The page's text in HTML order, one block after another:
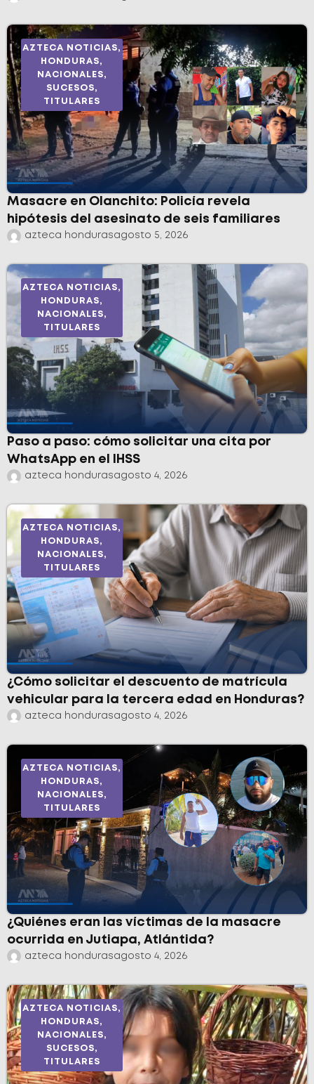
AZTECA NOTICIAS,
HONDURAS,
NACIONALES,
SUCESOS,
TITULARES
Masacre en Olanchito: Policía revela
hipótesis del asesinato de seis familiares
azteca hondurasagosto 5, 2026
AZTECA NOTICIAS,
HONDURAS,
NACIONALES,
TITULARES
Paso a paso: cómo solicitar una cita por
WhatsApp en el IHSS
azteca hondurasagosto 4, 2026
AZTECA NOTICIAS,
HONDURAS,
NACIONALES,
TITULARES
¿Cómo solicitar el descuento de matrícula
vehicular para la tercera edad en Honduras?
azteca hondurasagosto 4, 2026
AZTECA NOTICIAS,
HONDURAS,
NACIONALES,
TITULARES
¿Quiénes eran las víctimas de la masacre
ocurrida en Jutiapa, Atlántida?
azteca hondurasagosto 4, 2026
AZTECA NOTICIAS,
HONDURAS,
NACIONALES,
SUCESOS,
TITULARES